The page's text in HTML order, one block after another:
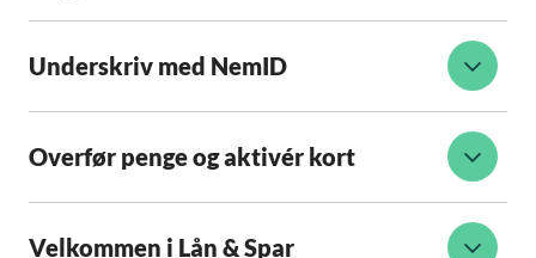
Underskriv med NemID
Overfør penge og aktivér kort
Velkommen i Lån & Spar